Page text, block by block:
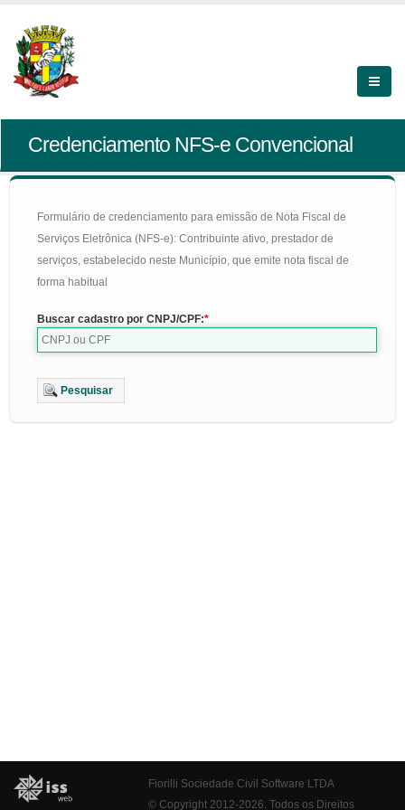
Credenciamento NFS-e Convencional
Formulário de credenciamento para emissão de Nota Fiscal de
Serviços Eletrônica (NFS-e): Contribuinte ativo, prestador de
serviços, estabelecido neste Município, que emite nota fiscal de
forma habitual
Buscar cadastro por CNPJ/CPF:
Pesquisar
Fiorilli Sociedade Civil Software LTDA
© Copyright 2012-2026. Todos os Direitos